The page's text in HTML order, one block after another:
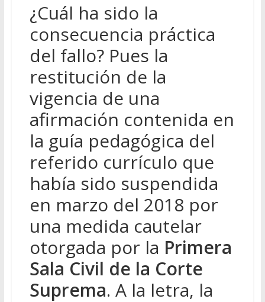
¿Cuál ha sido la
consecuencia práctica
del fallo? Pues la
restitución de la
vigencia de una
afirmación contenida en
la guía pedagógica del
referido currículo que
había sido suspendida
en marzo del 2018 por
una medida cautelar
otorgada por la Primera
Sala Civil de la Corte
Suprema. A la letra, la